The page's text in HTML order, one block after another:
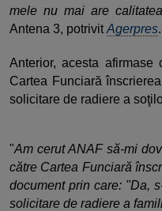
mele nu mai are
Antena 3, potrivitAgerpres.
Anterior, acesta
Cartea Funciară
solicitare de radiere a
"Am cerut ANAF să-mi
către Cartea Funciară
document prin care: "Da,
solicitare de radiere a